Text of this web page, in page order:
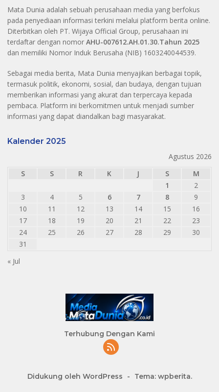
Mata Dunia adalah sebuah perusahaan media yang berfokus
pada penyediaan informasi terkini melalui platform berita online.
Diterbitkan oleh PT. Wijaya Official Group, perusahaan ini
terdaftar dengan nomor AHU-007612.AH.01.30.Tahun 2025
dan memiliki Nomor Induk Berusaha (NIB) 1603240044539.
Sebagai media berita, Mata Dunia menyajikan berbagai topik,
termasuk politik, ekonomi, sosial, dan budaya, dengan tujuan
memberikan informasi yang akurat dan terpercaya kepada
pembaca. Platform ini berkomitmen untuk menjadi sumber
informasi yang dapat diandalkan bagi masyarakat.
Kalender 2025
Agustus 2026
S
S R K J S
M
1
2
3
4 5 6 7 8
9
10
11 12 13 14 15
16
17
18 19 20 21 22
23
24
25 26 27 28 29
30
31
« Jul
Terhubung Dengan Kami
Didukung oleh WordPress - Tema: wpberita.